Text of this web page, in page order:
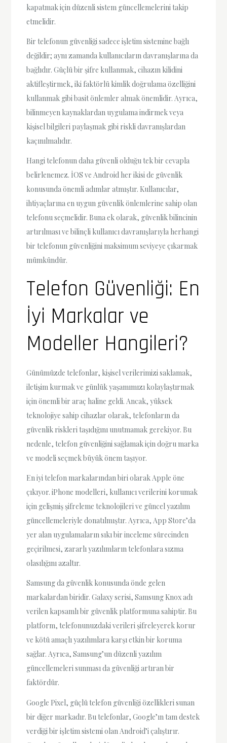
kapatmak için düzenli sistem güncellemelerini takip
etmelidir.
Bir telefonun güvenliği sadece işletim sistemine bağlı
değildir; aynı zamanda kullanıcıların davranışlarına da
bağlıdır. Güçlü bir şifre kullanmak, cihazın kilidini
aktifleştirmek, iki faktörlü kimlik doğrulama özelliğini
kullanmak gibi basit önlemler almak önemlidir. Ayrıca,
bilinmeyen kaynaklardan uygulama indirmek veya
kişisel bilgileri paylaşmak gibi riskli davranışlardan
kaçınılmalıdır.
Hangi telefonun daha güvenli olduğu tek bir cevapla
belirlenemez. İOS ve Android her ikisi de güvenlik
konusunda önemli adımlar atmıştır. Kullanıcılar,
ihtiyaçlarına en uygun güvenlik önlemlerine sahip olan
telefonu seçmelidir. Buna ek olarak, güvenlik bilincinin
artırılması ve bilinçli kullanıcı davranışlarıyla herhangi
bir telefonun güvenliğini maksimum seviyeye çıkarmak
mümkündür.
Telefon Güvenliği: En
İyi Markalar ve
Modeller Hangileri?
Günümüzde telefonlar, kişisel verilerimizi saklamak,
iletişim kurmak ve günlük yaşamımızı kolaylaştırmak
için önemli bir araç haline geldi. Ancak, yüksek
teknolojiye sahip cihazlar olarak, telefonların da
güvenlik riskleri taşıdığını unutmamak gerekiyor. Bu
nedenle, telefon güvenliğini sağlamak için doğru marka
ve modeli seçmek büyük önem taşıyor.
En iyi telefon markalarından biri olarak Apple öne
çıkıyor. iPhone modelleri, kullanıcı verilerini korumak
için gelişmiş şifreleme teknolojileri ve güncel yazılım
güncellemeleriyle donatılmıştır. Ayrıca, App Store’da
yer alan uygulamaların sıkı bir inceleme sürecinden
geçirilmesi, zararlı yazılımların telefonlara sızma
olasılığını azaltır.
Samsung da güvenlik konusunda önde gelen
markalardan biridir. Galaxy serisi, Samsung Knox adı
verilen kapsamlı bir güvenlik platformuna sahiptir. Bu
platform, telefonunuzdaki verileri şifreleyerek korur
ve kötü amaçlı yazılımlara karşı etkin bir koruma
sağlar. Ayrıca, Samsung’un düzenli yazılım
güncellemeleri sunması da güvenliği artıran bir
faktördür.
Google Pixel, güçlü telefon güvenliği özellikleri sunan
bir diğer markadır. Bu telefonlar, Google’ın tam destek
verdiği bir işletim sistemi olan Android’i çalıştırır.